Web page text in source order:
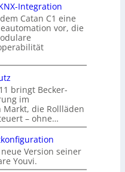
Integration
Catan C1 eine
vor, die
bringt Becker-
im
die Rollläden
– ohne…
Version seiner
Youvi.